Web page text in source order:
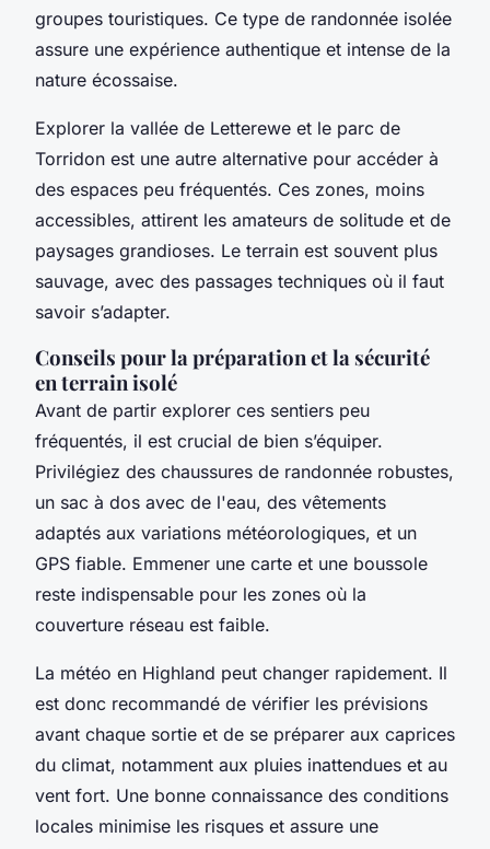
groupes touristiques. Ce type de randonnée isolée
assure une expérience authentique et intense de la
nature écossaise.
Explorer la vallée de Letterewe et le parc de
Torridon est une autre alternative pour accéder à
des espaces peu fréquentés. Ces zones, moins
accessibles, attirent les amateurs de solitude et de
paysages grandioses. Le terrain est souvent plus
sauvage, avec des passages techniques où il faut
savoir s’adapter.
Conseils pour la préparation et la sécurité
en terrain isolé
Avant de partir explorer ces sentiers peu
fréquentés, il est crucial de bien s’équiper.
Privilégiez des chaussures de randonnée robustes,
un sac à dos avec de l'eau, des vêtements
adaptés aux variations météorologiques, et un
GPS fiable. Emmener une carte et une boussole
reste indispensable pour les zones où la
couverture réseau est faible.
La météo en Highland peut changer rapidement. Il
est donc recommandé de vérifier les prévisions
avant chaque sortie et de se préparer aux caprices
du climat, notamment aux pluies inattendues et au
vent fort. Une bonne connaissance des conditions
locales minimise les risques et assure une